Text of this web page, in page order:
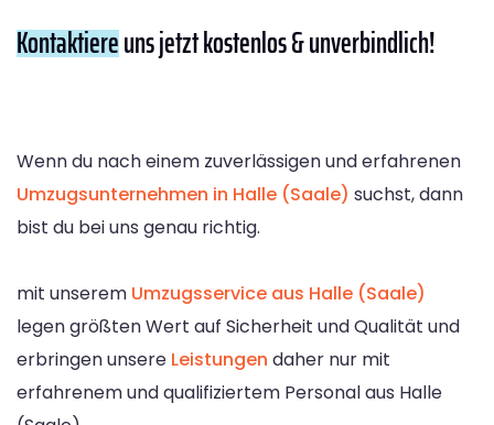
Kontaktiereuns jetzt kostenlos & unverbindlich!
Wenn du nach einem zuverlässigen und erfahrenen
Umzugsunternehmen in Halle (Saale) suchst, dann
bist du bei uns genau richtig.
mit unserem Umzugsservice aus Halle (Saale)
legen größten Wert auf Sicherheit und Qualität und
erbringen unsere Leistungen daher nur mit
erfahrenem und qualifiziertem Personal aus Halle